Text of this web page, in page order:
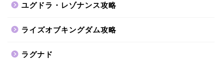
ユグドラ・レゾナンス攻略
ライズオブキングダム攻略
ラグナド